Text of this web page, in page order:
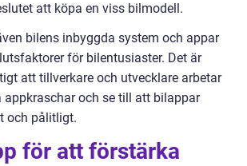
att köpa en viss bilmodell.
bilens inbyggda system och appar
för bilentusiaster. Det är
att tillverkare och utvecklare arbetar
och se till att bilappar
och pålitligt.
för att förstärka